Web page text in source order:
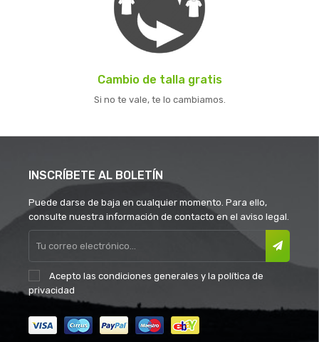
Cambio de talla gratis
Si no te vale, te lo cambiamos.
INSCRÍBETE AL BOLETÍN
Puede darse de baja en cualquier momento. Para ello,
consulte nuestra información de contacto en el aviso legal.
Acepto las condiciones generales y la política de
privacidad